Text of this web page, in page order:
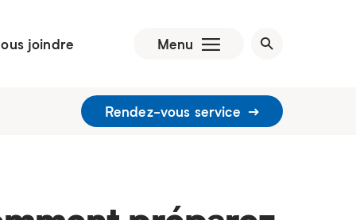
joindre Menu
Rendez-vous service